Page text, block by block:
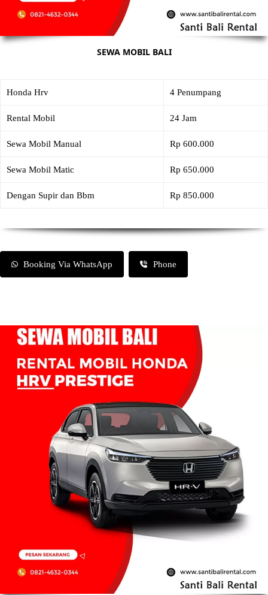
SEWA MOBIL BALI
Honda Hrv 4 Penumpang
Rental Mobil 24 Jam
Sewa Mobil Manual Rp 600.000
Sewa Mobil Matic Rp 650.000
Dengan Supir dan Bbm Rp 850.000
Booking Via WhatsApp Phone